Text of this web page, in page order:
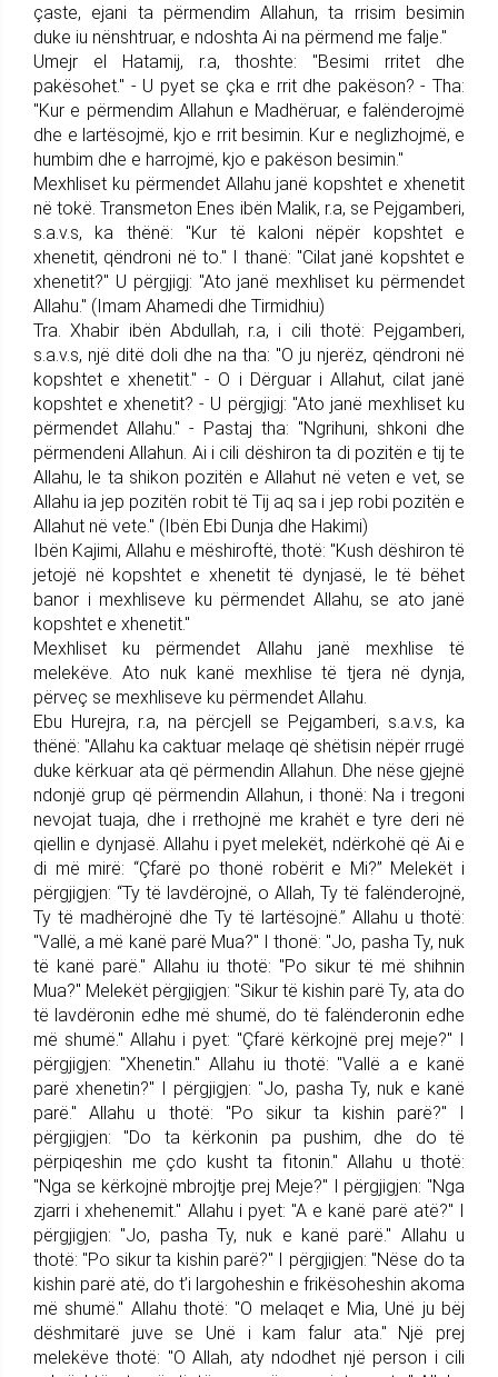
çaste, ejani ta përmendim Allahun, ta rrisim besimin
duke iu nënshtruar, e ndoshta Ai na përmend me falje."
Umejr el Hatamij, r.a, thoshte: "Besimi rritet dhe
pakësohet." - U pyet se çka e rrit dhe pakëson? - Tha:
"Kur e përmendim Allahun e Madhëruar, e falënderojmë
dhe e lartësojmë, kjo e rrit besimin. Kur e neglizhojmë, e
humbim dhe e harrojmë, kjo e pakëson besimin."
Mexhliset ku përmendet Allahu janë kopshtet e xhenetit
në tokë. Transmeton Enes ibën Malik, r.a, se Pejgamberi,
s.a.v.s, ka thënë: "Kur të kaloni nëpër kopshtet e
xhenetit, qëndroni në to." I thanë: "Cilat janë kopshtet e
xhenetit?" U përgjigj: "Ato janë mexhliset ku përmendet
Allahu." (Imam Ahamedi dhe Tirmidhiu)
Tra. Xhabir ibën Abdullah, r.a, i cili thotë: Pejgamberi,
s.a.v.s, një ditë doli dhe na tha: "O ju njerëz, qëndroni në
kopshtet e xhenetit." - O i Dërguar i Allahut, cilat janë
kopshtet e xhenetit? - U përgjigj: "Ato janë mexhliset ku
përmendet Allahu." - Pastaj tha: "Ngrihuni, shkoni dhe
përmendeni Allahun. Ai i cili dëshiron ta di pozitën e tij te
Allahu, le ta shikon pozitën e Allahut në veten e vet, se
Allahu ia jep pozitën robit të Tij aq sa i jep robi pozitën e
Allahut në vete." (Ibën Ebi Dunja dhe Hakimi)
Ibën Kajimi, Allahu e mëshiroftë, thotë: "Kush dëshiron të
jetojë në kopshtet e xhenetit të dynjasë, le të bëhet
banor i mexhliseve ku përmendet Allahu, se ato janë
kopshtet e xhenetit."
Mexhliset ku përmendet Allahu janë mexhlise të
melekëve. Ato nuk kanë mexhlise të tjera në dynja,
përveç se mexhliseve ku përmendet Allahu.
Ebu Hurejra, r.a, na përcjell se Pejgamberi, s.a.v.s, ka
thënë: "Allahu ka caktuar melaqe që shëtisin nëpër rrugë
duke kërkuar ata që përmendin Allahun. Dhe nëse gjejnë
ndonjë grup që përmendin Allahun, i thonë: Na i tregoni
nevojat tuaja, dhe i rrethojnë me krahët e tyre deri në
qiellin e dynjasë. Allahu i pyet melekët, ndërkohë që Ai e
di më mirë: “Çfarë po thonë robërit e Mi?” Melekët i
përgjigjen: “Ty të lavdërojnë, o Allah, Ty të falënderojnë,
Ty të madhërojnë dhe Ty të lartësojnë.” Allahu u thotë:
"Vallë, a më kanë parë Mua?" I thonë: "Jo, pasha Ty, nuk
të kanë parë." Allahu iu thotë: "Po sikur të më shihnin
Mua?" Melekët përgjigjen: "Sikur të kishin parë Ty, ata do
të lavdëronin edhe më shumë, do të falënderonin edhe
më shumë." Allahu i pyet: "Çfarë kërkojnë prej meje?" I
përgjigjen: "Xhenetin." Allahu iu thotë: "Vallë a e kanë
parë xhenetin?" I përgjigjen: "Jo, pasha Ty, nuk e kanë
parë." Allahu u thotë: "Po sikur ta kishin parë?" I
përgjigjen: "Do ta kërkonin pa pushim, dhe do të
përpiqeshin me çdo kusht ta fitonin." Allahu u thotë:
"Nga se kërkojnë mbrojtje prej Meje?" I përgjigjen: "Nga
zjarri i xhehenemit." Allahu i pyet: "A e kanë parë atë?" I
përgjigjen: "Jo, pasha Ty, nuk e kanë parë." Allahu u
thotë: "Po sikur ta kishin parë?" I përgjigjen: "Nëse do ta
kishin parë atë, do t’i largoheshin e frikësoheshin akoma
më shumë." Allahu thotë: "O melaqet e Mia, Unë ju bëj
dëshmitarë juve se Unë i kam falur ata." Një prej
melekëve thotë: "O Allah, aty ndodhet një person i cili